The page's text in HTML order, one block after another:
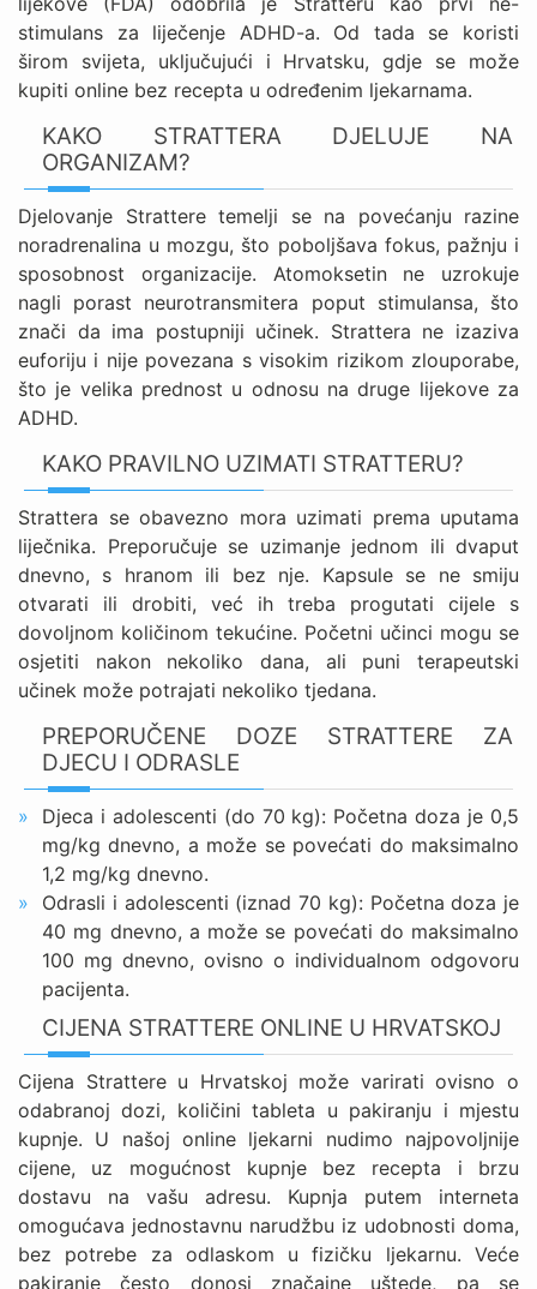
stimulans za liječenje ADHD-a. Od tada se koristi
širom svijeta, uključujući i Hrvatsku, gdje se može
kupiti online bez recepta u određenim ljekarnama.
KAKO STRATTERA DJELUJE NA
ORGANIZAM?
Djelovanje Strattere temelji se na povećanju razine
noradrenalina u mozgu, što poboljšava fokus, pažnju i
sposobnost organizacije. Atomoksetin ne uzrokuje
nagli porast neurotransmitera poput stimulansa, što
znači da ima postupniji učinek. Strattera ne izaziva
euforiju i nije povezana s visokim rizikom zlouporabe,
što je velika prednost u odnosu na druge lijekove za
ADHD.
KAKO PRAVILNO UZIMATI STRATTERU?
Strattera se obavezno mora uzimati prema uputama
liječnika. Preporučuje se uzimanje jednom ili dvaput
dnevno, s hranom ili bez nje. Kapsule se ne smiju
otvarati ili drobiti, već ih treba progutati cijele s
dovoljnom količinom tekućine. Početni učinci mogu se
osjetiti nakon nekoliko dana, ali puni terapeutski
učinek može potrajati nekoliko tjedana.
PREPORUČENE DOZE STRATTERE ZA
DJECU I ODRASLE
Djeca i adolescenti (do 70 kg): Početna doza je 0,5
mg/kg dnevno, a može se povećati do maksimalno
1,2 mg/kg dnevno.
Odrasli i adolescenti (iznad 70 kg): Početna doza je
40 mg dnevno, a može se povećati do maksimalno
100 mg dnevno, ovisno o individualnom odgovoru
pacijenta.
CIJENA STRATTERE ONLINE U HRVATSKOJ
Cijena Strattere u Hrvatskoj može varirati ovisno o
odabranoj dozi, količini tableta u pakiranju i mjestu
kupnje. U našoj online ljekarni nudimo najpovoljnije
cijene, uz mogućnost kupnje bez recepta i brzu
dostavu na vašu adresu. Kupnja putem interneta
omogućava jednostavnu narudžbu iz udobnosti doma,
bez potrebe za odlaskom u fizičku ljekarnu. Veće
pakiranje često donosi značajne uštede, pa se